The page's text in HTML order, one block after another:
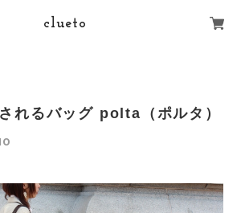
clueto
れるバッグ polta（ポルタ）